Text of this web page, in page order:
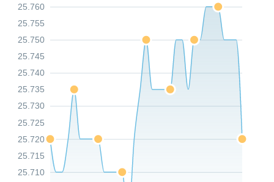
25.710
25.715
25.720
25.725
25.730
25.735
25.740
25.745
25.750
25.755
25.760